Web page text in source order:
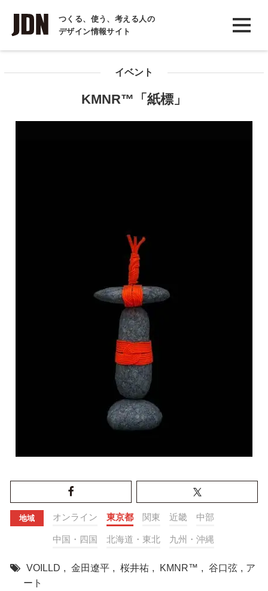
つくる、使う、考える人の
デザイン情報サイト
INTERVIEW
インタビュー
イベント
KMNR™「紙標」
地域 オンライン 東京都 関東 近畿 中部
中国・四国 北海道・東北 九州・沖縄
VOILLD , 金田遼平 , 桜井祐 , KMNR™ , 谷口弦 , ア
ート